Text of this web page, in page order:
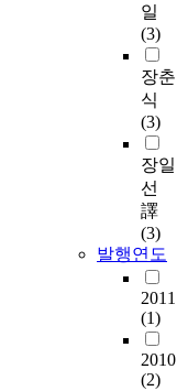
일
(3)
장춘
식
(3)
장일
선
譯
(3)
발행연도
2011
(1)
2010
(2)